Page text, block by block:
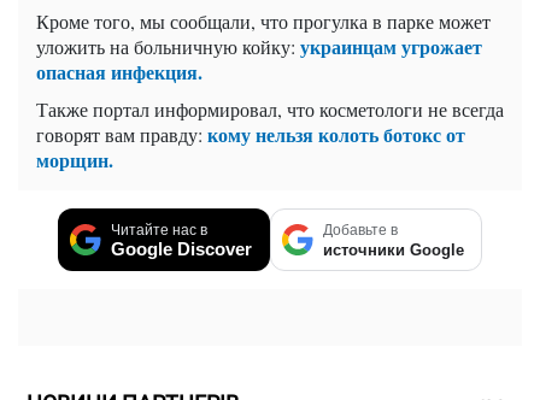
Кроме того, мы сообщали, что прогулка в парке может
уложить на больничную койку: украинцам угрожает
опасная инфекция.
Также портал информировал, что косметологи не всегда
говорят вам правду: кому нельзя колоть ботокс от
морщин.
Читайте нас в
Google Discover
Добавьте в
источники Google